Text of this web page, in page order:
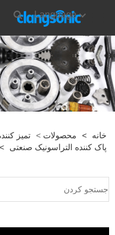
Language
خانه > محصولات > تمیز
پاک کننده التراسونیک صنعتی
>